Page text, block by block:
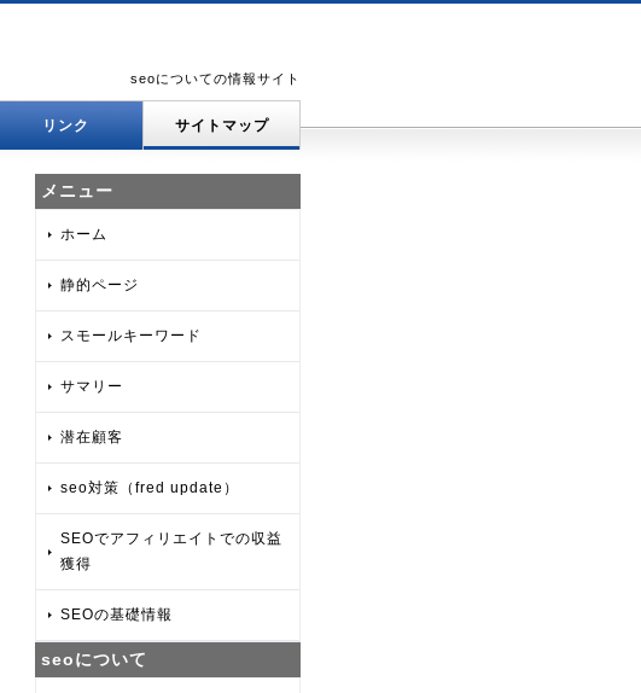
seoについての情報サイト
リンク サイトマップ
メニュー
ホーム
静的ページ
スモールキーワード
サマリー
潜在顧客
seo対策（fred update）
SEOでアフィリエイトでの収益
獲得
SEOの基礎情報
seoについて